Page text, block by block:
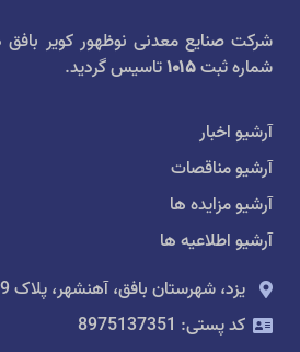
شرکت صنایع معدنی نوظهور کویر بافق
شماره ثبت۱۰۱۵تاسیس گردید.
آرشیو اخبار
آرشیو مناقصات
آرشیو مزایده ها
آرشیو اطلاعیه ها
یزد، شهرستان بافق، آهنشهر، پلاک 289
کد پستی: 8975137351